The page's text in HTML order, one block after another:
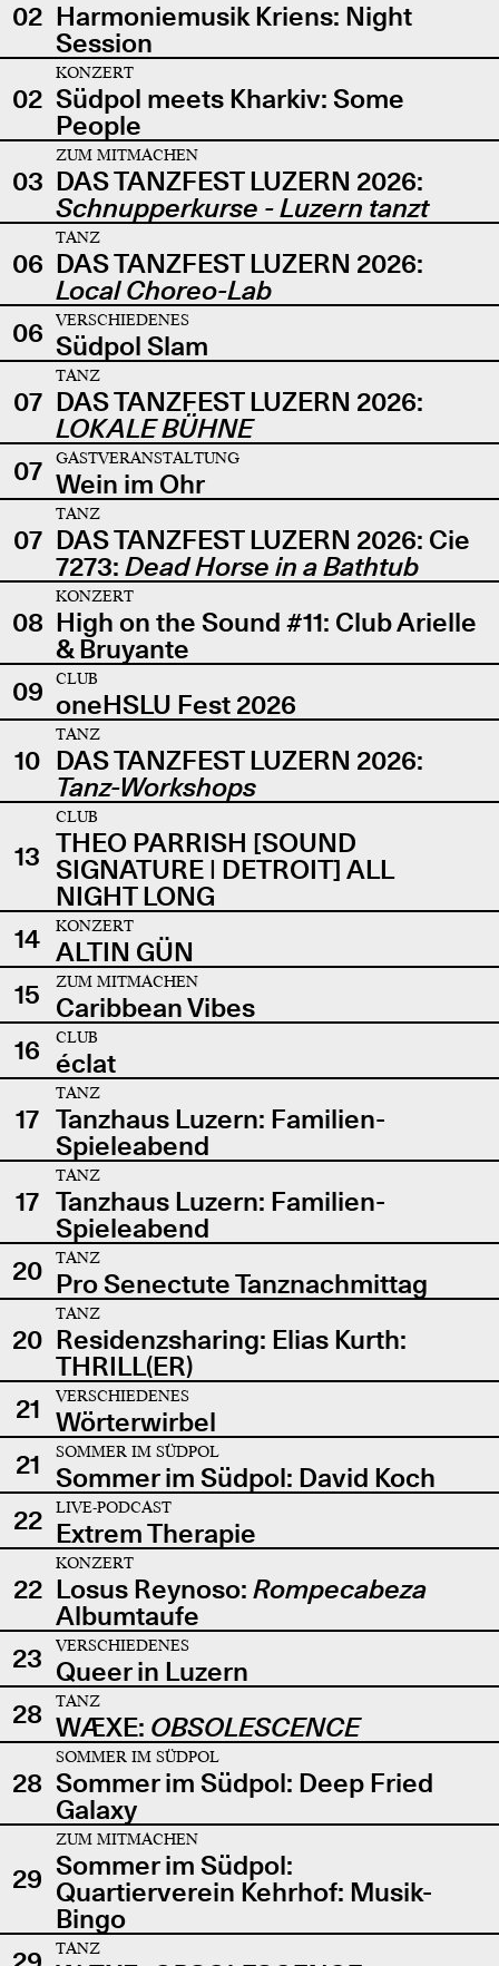
02 Harmoniemusik Kriens: Night
Session
02
KONZERT
Südpol meets Kharkiv: Some
People
03
ZUM MITMACHEN
DAS TANZFEST LUZERN 2026:
Schnupperkurse - Luzern tanzt
06
TANZ
DAS TANZFEST LUZERN 2026:
Local Choreo-Lab
06
VERSCHIEDENES
Südpol Slam
07
TANZ
DAS TANZFEST LUZERN 2026:
LOKALE BÜHNE
07
GASTVERANSTALTUNG
Wein im Ohr
07
TANZ
DAS TANZFEST LUZERN 2026: Cie
7273: Dead Horse in a Bathtub
08
KONZERT
High on the Sound #11: Club Arielle
& Bruyante
09
CLUB
oneHSLU Fest 2026
10
TANZ
DAS TANZFEST LUZERN 2026:
Tanz-Workshops
13
CLUB
THEO PARRISH [SOUND
SIGNATURE | DETROIT] ALL
NIGHT LONG
14
KONZERT
ALTIN GÜN
15
ZUM MITMACHEN
Caribbean Vibes
16
CLUB
éclat
17
TANZ
Tanzhaus Luzern: Familien-
Spieleabend
17
TANZ
Tanzhaus Luzern: Familien-
Spieleabend
20
TANZ
Pro Senectute Tanznachmittag
20
TANZ
Residenzsharing: Elias Kurth:
THRILL(ER)
21
VERSCHIEDENES
Wörterwirbel
21
SOMMER IM SÜDPOL
Sommer im Südpol: David Koch
22
LIVE-PODCAST
Extrem Therapie
22
KONZERT
Losus Reynoso: Rompecabeza
Albumtaufe
23
VERSCHIEDENES
Queer in Luzern
28
TANZ
WÆXE: OBSOLESCENCE
28
SOMMER IM SÜDPOL
Sommer im Südpol: Deep Fried
Galaxy
29
ZUM MITMACHEN
Sommer im Südpol:
Quartierverein Kehrhof: Musik-
Bingo
TANZ